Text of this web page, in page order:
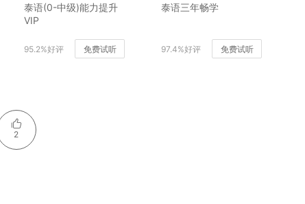
泰语(0-中级)能力提升
VIP
95.2%好评 免费试听
泰语三年畅学
97.4%好评 免费试听
2